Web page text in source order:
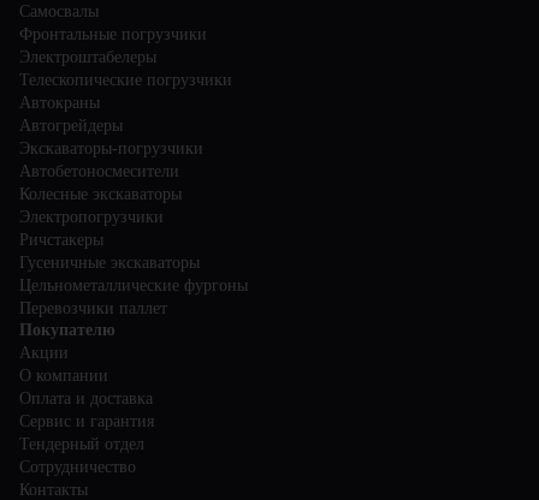
Самосвалы
Фронтальные погрузчики
Электроштабелеры
Телескопические погрузчики
Автокраны
Автогрейдеры
Экскаваторы-погрузчики
Автобетоносмесители
Колесные экскаваторы
Электропогрузчики
Ричстакеры
Гусеничные экскаваторы
Цельнометаллические фургоны
Перевозчики паллет
Покупателю
Акции
О компании
Оплата и доставка
Сервис и гарантия
Тендерный отдел
Сотрудничество
Контакты